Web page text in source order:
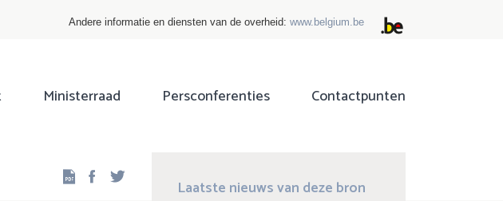
Andere informatie en diensten van de overheid: www.belgium.be
Ministerraad Persconferenties Contactpunten
Facebook
Laatste nieuws van deze bron